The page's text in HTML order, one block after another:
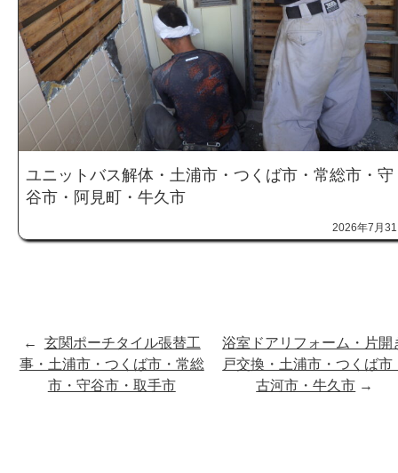
ユニットバス解体・土浦市・つくば市・常総市・守
谷市・阿見町・牛久市
2026年7月
← 玄関ポーチタイル張替工
事・土浦市・つくば市・常総
市・守谷市・取手市
浴室ドアリフォーム・片開
戸交換・土浦市・つくば市
古河市・牛久市 →